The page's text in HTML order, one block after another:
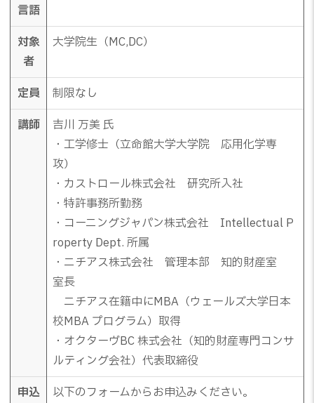
言語
対象
者
大学院生（MC,DC）
定員
制限なし
講師
吉川 万美 氏
・工学修士（立命館大学大学院 応用化学専
攻）
・カストロール株式会社 研究所入社
・特許事務所勤務
・コーニングジャパン株式会社 Intellectual P
roperty Dept. 所属
・ニチアス株式会社 管理本部 知的財産室
室長
ニチアス在籍中にMBA（ウェールズ大学日本
校MBA プログラム）取得
・オクターヴBC 株式会社（知的財産専門コンサ
ルティング会社）代表取締役
申込
以下のフォームからお申込みください。